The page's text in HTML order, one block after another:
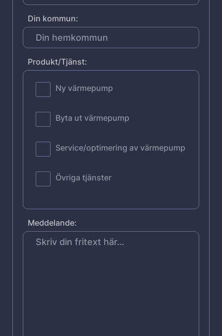
Din kommun:
Produkt/Tjänst:
Ny värmepump
Byta ut värmepump
Service/optimering av värmepump
Övriga tjänster
Meddelande: